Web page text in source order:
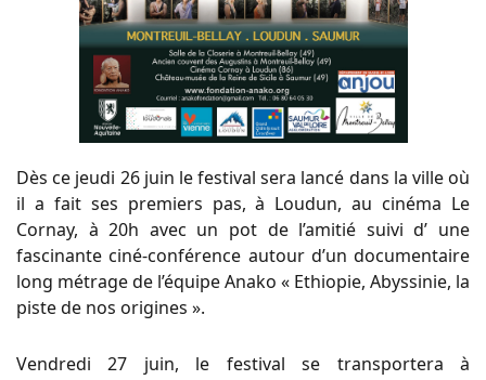
Dès ce jeudi 26 juin le festival sera lancé dans la ville où
il a fait ses premiers pas, à Loudun, au cinéma Le
Cornay, à 20h avec un pot de l’amitié suivi d’ une
fascinante ciné-conférence autour d’un documentaire
long métrage de l’équipe Anako « Ethiopie, Abyssinie, la
piste de nos origines ».
Vendredi 27 juin, le festival se transportera à